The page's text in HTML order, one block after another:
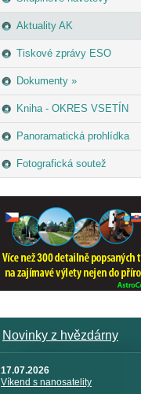
Aktuality AK
Tiskové zprávy ESO
Dokumenty »
Kniha - OKRES VSETÍN
Panoramatická prohlídka
Fotografická soutež
Novinky z hvězdárny
17.07.2026
Víkend s nanosatelity